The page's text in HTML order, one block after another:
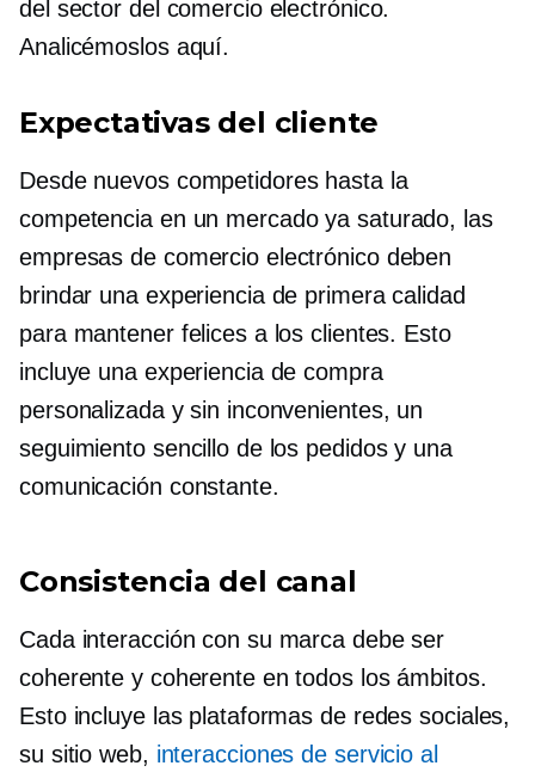
del sector del comercio electrónico.
Analicémoslos aquí.
Expectativas del cliente
Desde nuevos competidores hasta la
competencia en un mercado ya saturado, las
empresas de comercio electrónico deben
brindar una experiencia de primera calidad
para mantener felices a los clientes. Esto
incluye una experiencia de compra
personalizada y sin inconvenientes, un
seguimiento sencillo de los pedidos y una
comunicación constante.
Consistencia del canal
Cada interacción con su marca debe ser
coherente y coherente en todos los ámbitos.
Esto incluye las plataformas de redes sociales,
su sitio web, interacciones de servicio al